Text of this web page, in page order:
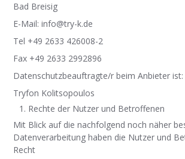
Bad Breisig
E-Mail: info@try-k.de
Tel +49 2633 426008-2
Fax +49 2633 2992896
Datenschutzbeauftragte/r beim Anbieter ist:
Tryfon Kolitsopoulos
Rechte der Nutzer und Betroffenen
Mit Blick auf die nachfolgend noch näher
Datenverarbeitung haben die Nutzer und
Recht